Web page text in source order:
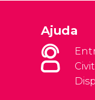
Ajuda